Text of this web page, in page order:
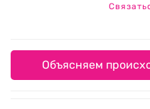
Объясняем